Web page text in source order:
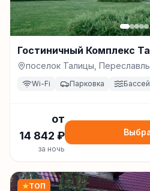
Гостиничный Комплекс
поселок Талицы,
Wi-Fi Парковка
от
14 842 ₽
за ночь
★ТОП